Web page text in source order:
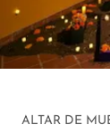
ALTAR DE